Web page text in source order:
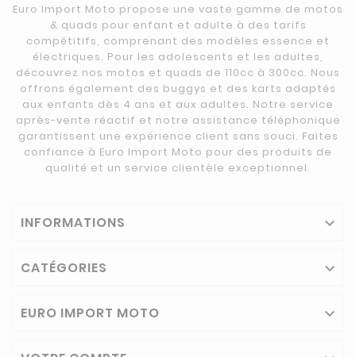
Euro Import Moto propose une vaste gamme de motos
& quads pour enfant et adulte à des tarifs
compétitifs, comprenant des modèles essence et
électriques. Pour les adolescents et les adultes,
découvrez nos motos et quads de 110cc à 300cc. Nous
offrons également des buggys et des karts adaptés
aux enfants dès 4 ans et aux adultes. Notre service
après-vente réactif et notre assistance téléphonique
garantissent une expérience client sans souci. Faites
confiance à Euro Import Moto pour des produits de
qualité et un service clientèle exceptionnel.
INFORMATIONS 
CATÉGORIES 
EURO IMPORT MOTO 